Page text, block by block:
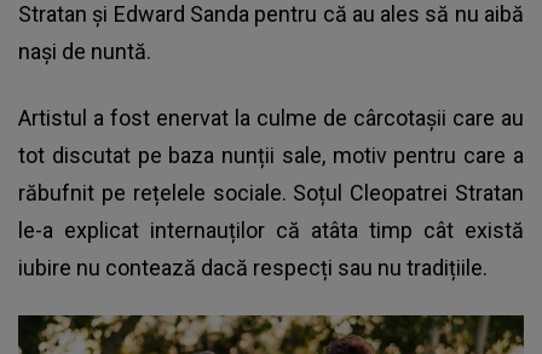
Stratan și Edward Sanda pentru că au ales să nu aibă
nași de nuntă.
Artistul a fost enervat la culme de cârcotașii care au
tot discutat pe baza nunții sale, motiv pentru care a
răbufnit pe rețelele sociale. Soțul Cleopatrei Stratan
le-a explicat internauților că atâta timp cât există
iubire nu contează dacă respecți sau nu tradițiile.